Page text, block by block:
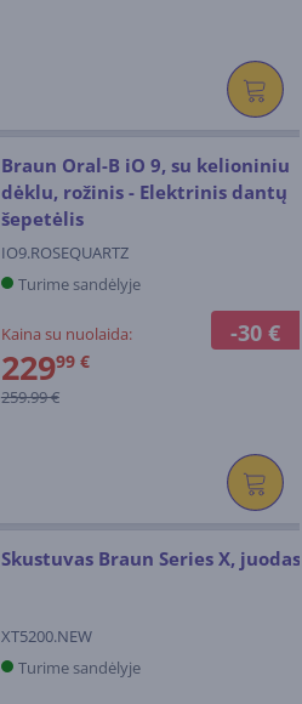
-30 €
Braun Oral-B iO 9, su kelioniniu
dėklu, rožinis - Elektrinis dantų
šepetėlis
IO9.ROSEQUARTZ
Turime sandėlyje
Kaina su nuolaida:
22999 €
259.99 €
Skustuvas Braun Series X, juodas
XT5200.NEW
Turime sandėlyje